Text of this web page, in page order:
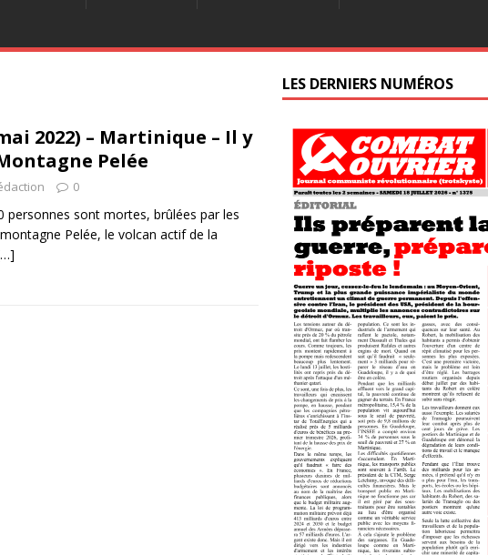
2022) – Martinique – Il y
Pelée
0
personnes sont mortes, brûlées par les
Pelée, le volcan actif de la
LES DERNIERS NUMÉROS